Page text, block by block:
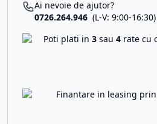
Ai nevoie de ajutor?
0726.264.946 (L-V: 9:00-16:30)
Poti plati in 3 sau 4 rate cu
Finantare in leasing